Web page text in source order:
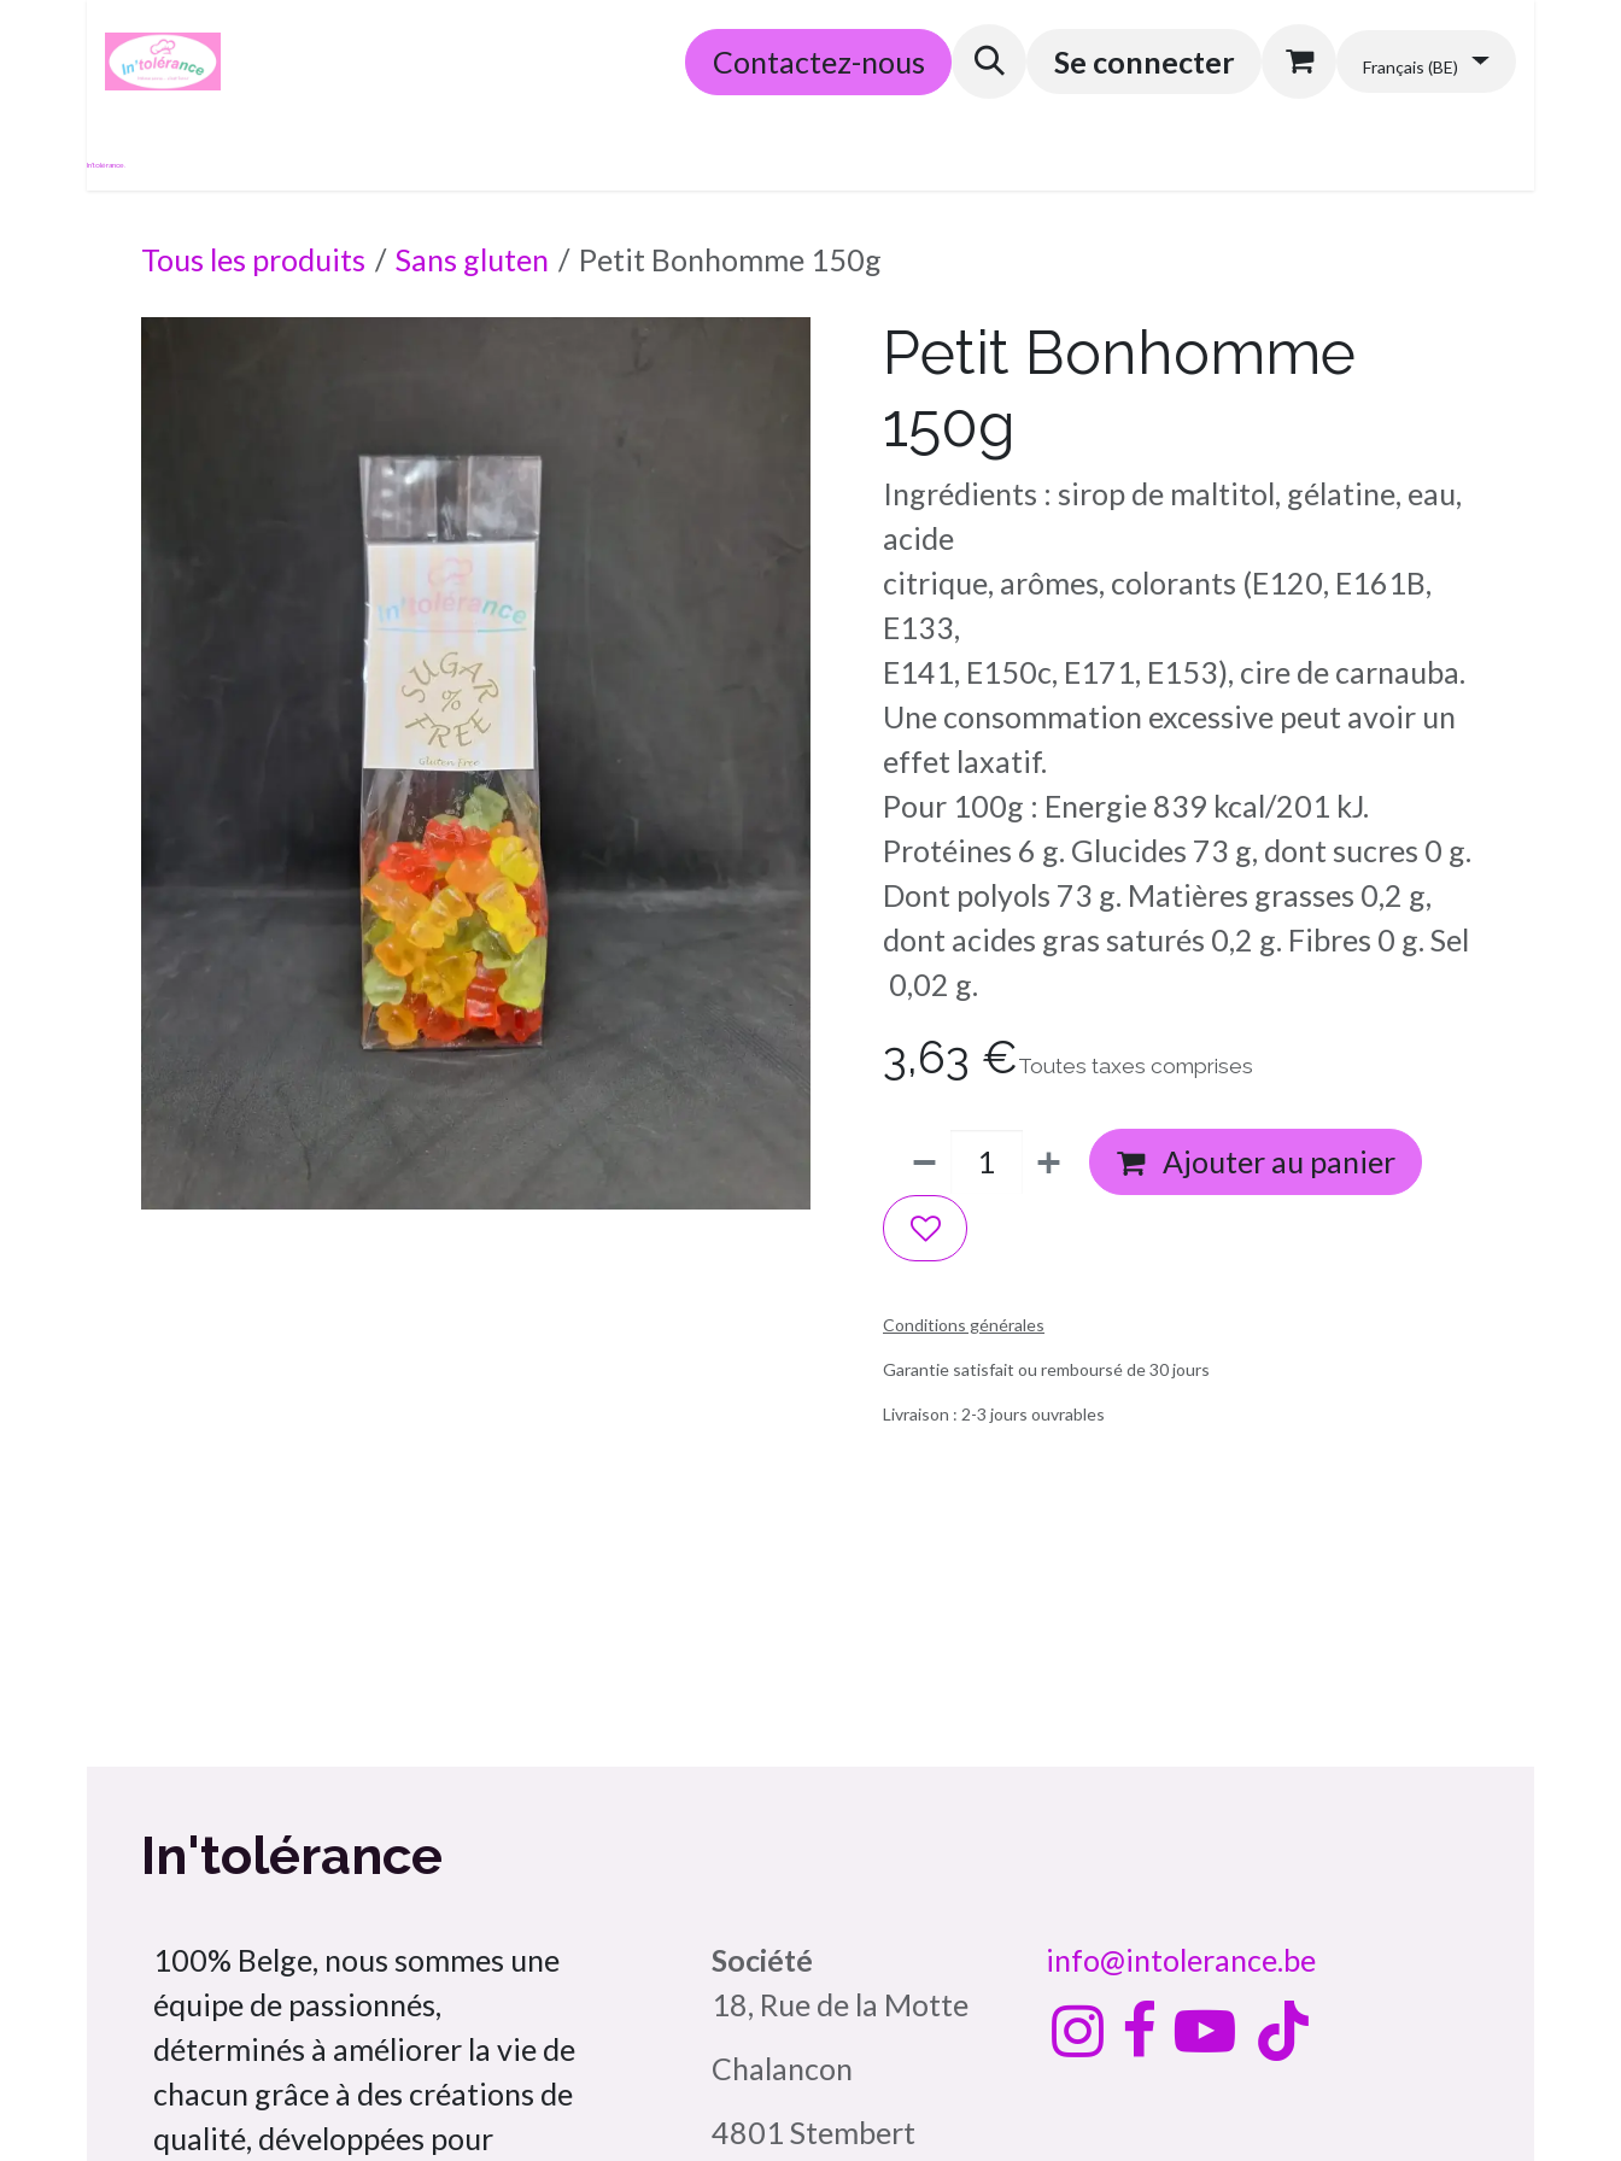
​E-commerce Partenaires Conditions générales
Contactez-nous Se connecter Français (BE)
In'tolérance.
Tous les produits Sans gluten Petit Bonhomme 150g
Petit Bonhomme
150g
Ingrédients : sirop de maltitol, gélatine, eau,
acide
citrique, arômes, colorants (E120, E161B,
E133,
E141, E150c, E171, E153), cire de carnauba.
Une consommation excessive peut avoir un
effet laxatif.
Pour 100g : Energie 839 kcal/201 kJ.
Protéines 6 g. Glucides 73 g, dont sucres 0 g.
Dont polyols 73 g. Matières grasses 0,2 g,
dont acides gras saturés 0,2 g. Fibres 0 g. Sel
0,02 g.
3,63 €Toutes taxes comprises
Ajouter au panier
Conditions générales
Garantie satisfait ou remboursé de 30 jours
Livraison : 2-3 jours ouvrables
In'tolérance
100% Belge, nous sommes une
équipe de passionnés,
déterminés à améliorer la vie de
chacun grâce à des créations de
qualité, développées pour
info@intolerance.be
Société
18, Rue de la Motte
Chalancon
4801 Stembert